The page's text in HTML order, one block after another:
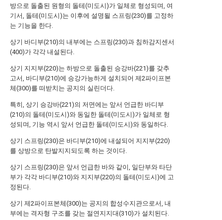
방으로 돌출된 원형의 돌테(미도시)가 일체로 형성되며, 여
기서, 돌테(미도시)는 이후에 설명될 스프링(230)를 고정하
는 기능을 한다.
상기 바디부(210)의 내부에는 스프링(230)과 침하감지센서
(400)가 각각 내설된다.
상기 지지부(220)는 하방으로 돌출된 승강바(221)를 갖추
고서, 바디부(210)에 승강가능하게 설치되어 제2파이프본
체(300)를 떠받치는 공지의 실린더다.
특히, 상기 승강바(221)의 저면에는 앞서 언급한 바디부
(210)의 돌테(미도시)와 동일한 돌테(미도시)가 일체로 형
성되며, 기능 역시 앞서 언급한 돌테(미도시)와 동일하다.
상기 스프링(230)은 바디부(210)에 내설되어 지지부(220)
를 상방으로 탄발지지되도록 하는 것이다.
상기 스프링(230)은 앞서 언급한 바와 같이, 일단부와 타단
부가 각각 바디부(210)와 지지부(220)의 돌테(미도시)에 고
정된다.
상기 제2파이프본체(300)는 공지의 합성수지관으로서, 내
부에는 격자형 구조를 갖는 절연지지대(310)가 설치된다.